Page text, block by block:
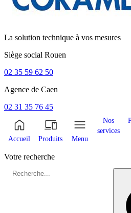
La solution technique à vos mesures
Siège social Rouen
02 35 59 62 50
Agence de Caen
02 31 35 76 45
Accueil Produits Menu
Nos
services
Votre recherche